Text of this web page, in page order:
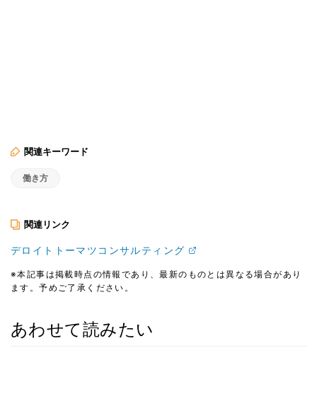
関連キーワード
働き方
関連リンク
デロイトトーマツコンサルティング
※本記事は掲載時点の情報であり、最新のものとは異なる場合があり
ます。予めご了承ください。
あわせて読みたい